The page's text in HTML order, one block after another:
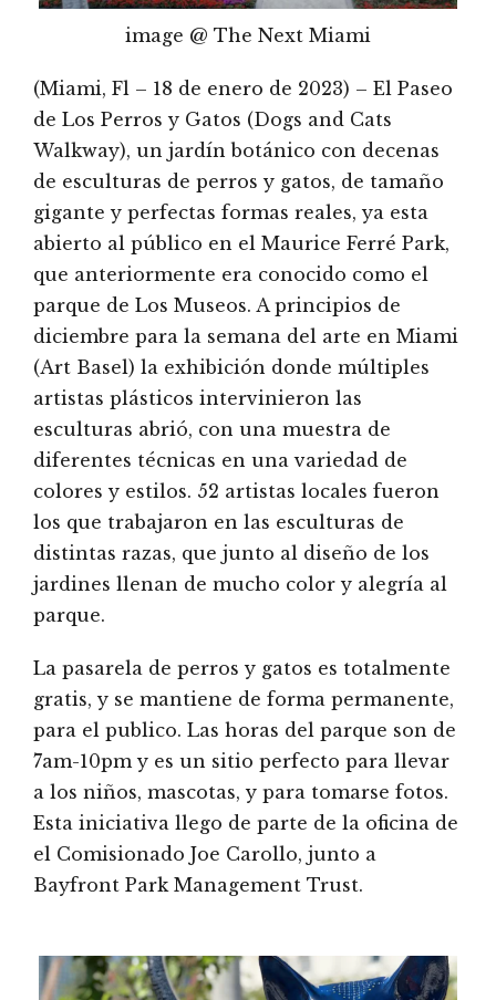
image @ The Next Miami
(Miami, Fl – 18 de enero de 2023) – El Paseo
de Los Perros y Gatos (Dogs and Cats
Walkway), un jardín botánico con decenas
de esculturas de perros y gatos, de tamaño
gigante y perfectas formas reales, ya esta
abierto al público en el Maurice Ferré Park,
que anteriormente era conocido como el
parque de Los Museos. A principios de
diciembre para la semana del arte en Miami
(Art Basel) la exhibición donde múltiples
artistas plásticos intervinieron las
esculturas abrió, con una muestra de
diferentes técnicas en una variedad de
colores y estilos. 52 artistas locales fueron
los que trabajaron en las esculturas de
distintas razas, que junto al diseño de los
jardines llenan de mucho color y alegría al
parque.
La pasarela de perros y gatos es totalmente
gratis, y se mantiene de forma permanente,
para el publico. Las horas del parque son de
7am-10pm y es un sitio perfecto para llevar
a los niños, mascotas, y para tomarse fotos.
Esta iniciativa llego de parte de la oficina de
el Comisionado Joe Carollo, junto a
Bayfront Park Management Trust.